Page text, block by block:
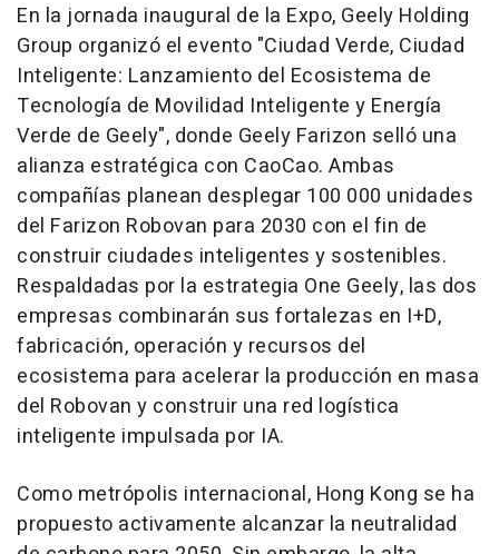
En la jornada inaugural de la Expo, Geely Holding
Group organizó el evento "Ciudad Verde, Ciudad
Inteligente: Lanzamiento del Ecosistema de
Tecnología de Movilidad Inteligente y Energía
Verde de Geely", donde Geely Farizon selló una
alianza estratégica con CaoCao. Ambas
compañías planean desplegar 100 000 unidades
del Farizon Robovan para 2030 con el fin de
construir ciudades inteligentes y sostenibles.
Respaldadas por la estrategia One Geely, las dos
empresas combinarán sus fortalezas en I+D,
fabricación, operación y recursos del
ecosistema para acelerar la producción en masa
del Robovan y construir una red logística
inteligente impulsada por IA.
Como metrópolis internacional, Hong Kong se ha
propuesto activamente alcanzar la neutralidad